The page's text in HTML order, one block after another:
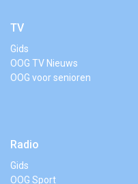
TV
Gids
OOG TV Nieuws
OOG voor senioren
Radio
Gids
OOG Sport